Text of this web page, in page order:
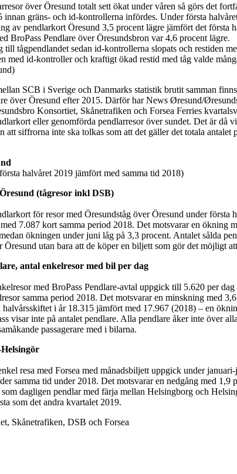
över Öresund totalt sett ökat under våren så görs det
innan gräns- och id-kontrollerna infördes. Under första
av pendlarkort Öresund 3,5 procent lägre jämfört det första
BroPass Pendlare över Öresundsbron var 4,6 procent lägre.
tågpendlandet sedan id-kontrollerna slopats och restiden
med id-kontroller och kraftigt ökad restid med tåg valde
SCB i Sverige och Danmarks statistik brutit samman
över Öresund efter 2015. Därför har News Øresund/
Konsortiet, Skånetrafiken och Forsea Ferries
eller genomförda pendlarresor över sundet. Det är då
att siffrorna inte ska tolkas som att det gäller det totala antalet
halvåret 2019 jämfört med samma tid 2018)
(tågresor inkl DSB)
för resor med Öresundståg över Öresund under första
7.087 kort samma period 2018. Det motsvarar en ökning
ökningen under juni låg på 3,3 procent. Antalet sålda
Öresund utan bara att de köper en biljett som gör det möjligt
antal enkelresor med bil per dag
med BroPass Pendlare-avtal uppgick till 5.620 per
samma period 2018. Det motsvarar en minskning med
i år 18.315 jämfört med 17.967 (2018) – en
visar inte på antalet pendlare. Alla pendlare åker inte över
passagerare med i bilarna.
resa med Forsea med månadsbiljett uppgick under
samma tid under 2018. Det motsvarar en nedgång med 1,9
dagligen pendlar med färja mellan Helsingborg och
som det andra kvartalet 2019.
Skånetrafiken, DSB och Forsea